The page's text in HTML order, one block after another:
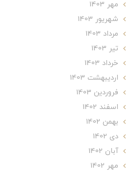
مهر 1403
شهریور 1403
مرداد 1403
تير 1403
خرداد 1403
ارديبهشت 1403
فروردین 1403
اسفند 1402
بهمن 1402
دی 1402
آبان 1402
مهر 1402